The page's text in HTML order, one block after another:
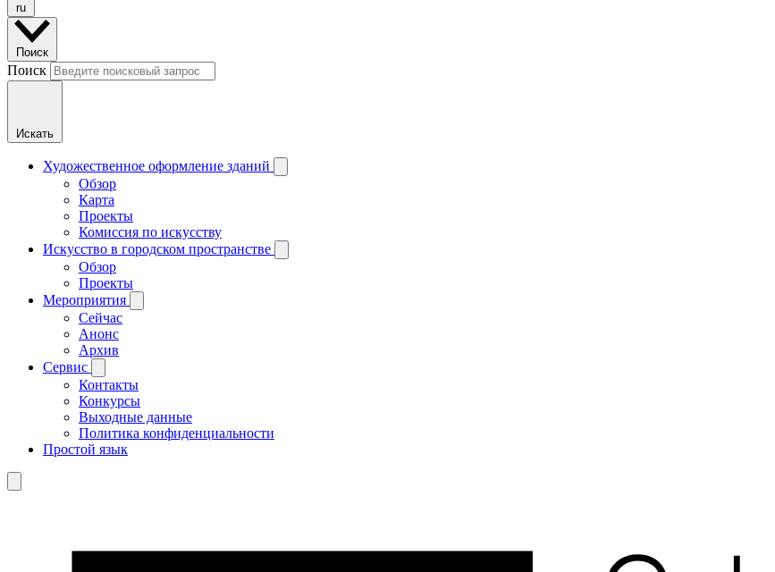
ru
Поиск
Поиск
Искать
Художественное оформление зданий
Обзор
Карта
Проекты
Комиссия по искусству
Искусство в городском пространстве
Обзор
Проекты
Мероприятия
Сейчас
Анонс
Архив
Сервис
Контакты
Конкурсы
Выходные данные
Политика конфиденциальности
Простой язык